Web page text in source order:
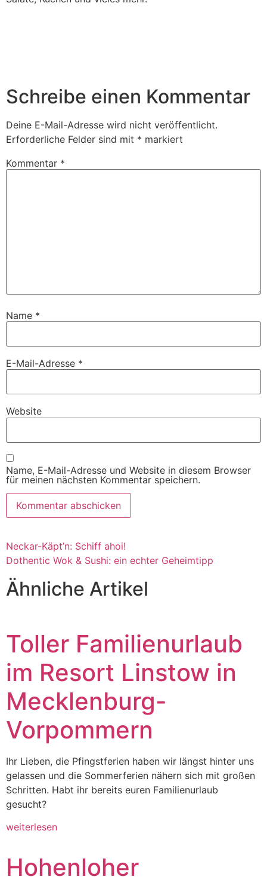
Schreibe einen Kommentar
Deine E-Mail-Adresse wird nicht veröffentlicht.
Erforderliche Felder sind mit * markiert
Kommentar *
Name *
E-Mail-Adresse *
Website
Name, E-Mail-Adresse und Website in diesem Browser
für meinen nächsten Kommentar speichern.
Neckar-Käpt’n: Schiff ahoi!
Dothentic Wok & Sushi: ein echter Geheimtipp
Ähnliche Artikel
Toller Familienurlaub
im Resort Linstow in
Mecklenburg-
Vorpommern
Ihr Lieben, die Pfingstferien haben wir längst hinter uns
gelassen und die Sommerferien nähern sich mit großen
Schritten. Habt ihr bereits euren Familienurlaub
gesucht?
weiterlesen
Hohenloher